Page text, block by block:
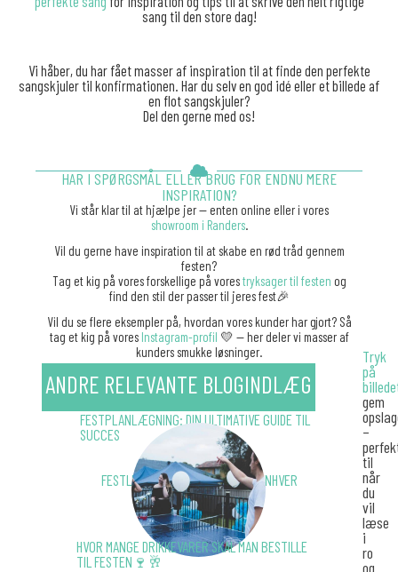
sang til den store dag!
Vi håber, du har fået masser af inspiration til at finde den perfekte
sangskjuler til konfirmationen. Har du selv en god idé eller et billede af
en flot sangskjuler?
Del den gerne med os!
HAR I SPØRGSMÅL ELLER BRUG FOR ENDNU MERE
INSPIRATION?
Vi står klar til at hjælpe jer — enten online eller i vores
showroom i Randers.
Vil du gerne have inspiration til at skabe en rød tråd gennem
festen?
Tag et kig på vores forskellige på vorestryksager til festen og
find den stil der passer til jeres fest🎉
Vil du se flere eksempler på, hvordan vores kunder har gjort? Så
tag et kig på vores Instagram-profil 💛 — her deler vi masser af
kunders smukke løsninger.
ANDRE RELEVANTE BLOGINDLÆG
FESTPLANLÆGNING: DIN ULTIMATIVE GUIDE TIL
SUCCES
FESTLEGE 🎉: SJOVE IDÉER TIL ENHVER
ANLEDNING
HVOR MANGE DRIKKEVARER SKAL MAN BESTILLE
TIL FESTEN🍷🥂
Tryk
på
gem
–
til
når
du
vil
læse
i
ro
og